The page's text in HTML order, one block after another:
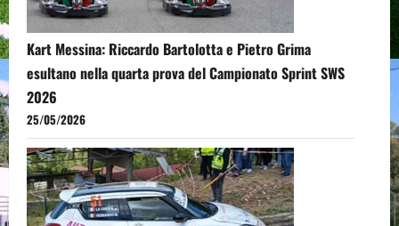
Kart Messina: Riccardo Bartolotta e Pietro Grima
esultano nella quarta prova del Campionato Sprint SWS
2026
25/05/2026